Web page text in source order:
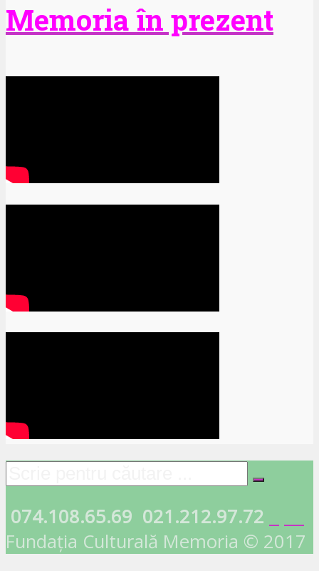
Memoria în prezent
074.108.65.69 021.212.97.72
Fundația Culturală Memoria © 2017